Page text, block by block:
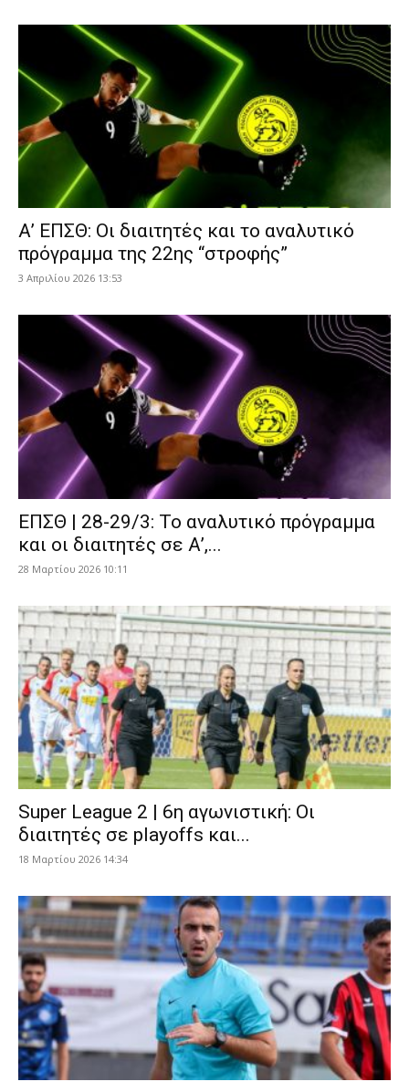
Α’ ΕΠΣΘ: Οι διαιτητές και το αναλυτικό
πρόγραμμα της 22ης “στροφής”
3 Απριλίου 2026 13:53
ΕΠΣΘ | 28-29/3: Το αναλυτικό πρόγραμμα
και οι διαιτητές σε Α’,...
28 Μαρτίου 2026 10:11
Super League 2 | 6η αγωνιστική: Οι
διαιτητές σε playoffs και...
18 Μαρτίου 2026 14:34